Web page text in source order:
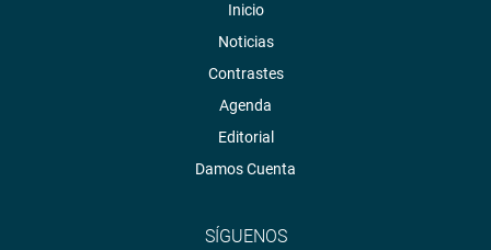
Inicio
Noticias
Contrastes
Agenda
Editorial
Damos Cuenta
SÍGUENOS